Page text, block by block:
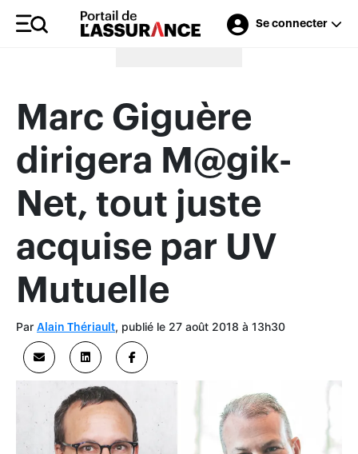
Se connecter
Merci à nos annonceurs
Marc Giguère
dirigera M@gik-
Net, tout juste
acquise par UV
Mutuelle
Par Alain Thériault, publié le 27 août 2018 à 13h30